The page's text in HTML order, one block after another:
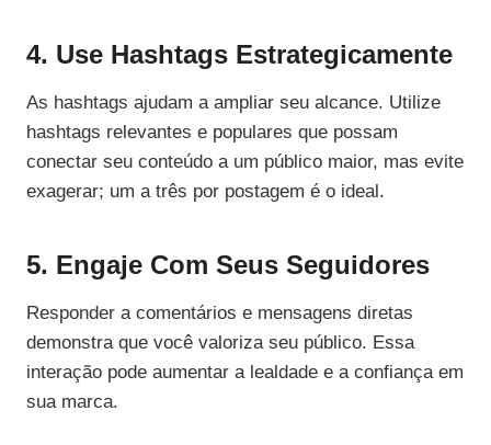
4. Use Hashtags Estrategicamente
As hashtags ajudam a ampliar seu alcance. Utilize
hashtags relevantes e populares que possam
conectar seu conteúdo a um público maior, mas evite
exagerar; um a três por postagem é o ideal.
5. Engaje Com Seus Seguidores
Responder a comentários e mensagens diretas
demonstra que você valoriza seu público. Essa
interação pode aumentar a lealdade e a confiança em
sua marca.